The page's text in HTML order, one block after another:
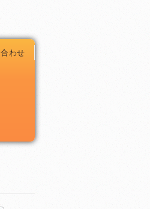
わせ